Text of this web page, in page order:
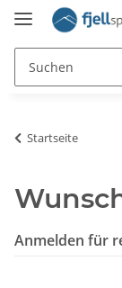
Startseite
Anmelden für